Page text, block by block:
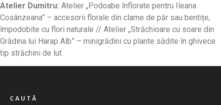
Atelier Dumitru: Atelier „Podoabe înflorate pentru Ileana
Cosânzeana” – accesorii florale din clame de păr sau bentițe,
împodobite cu flori naturale // Atelier „Străchioare cu soare din
Grădina lui Harap Alb” – minigrădini cu plante sădite în ghivece
tip străchini de lut
CAUTĂ